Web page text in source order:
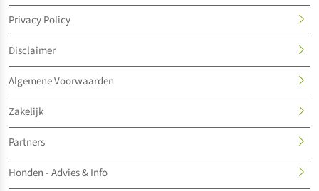
Privacy Policy
Disclaimer
Algemene Voorwaarden
Zakelijk
Partners
Honden - Advies & Info